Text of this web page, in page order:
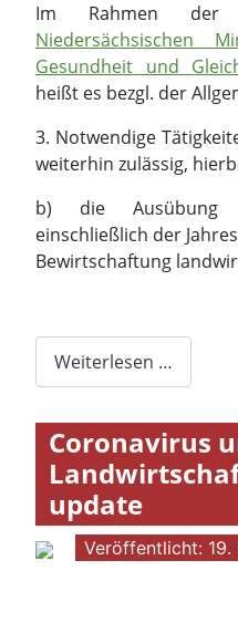
Im Rahmen der
Niedersächsischen
Gesundheit und
heißt es bezgl. der
3. Notwendige
weiterhin zulässig,
b) die Ausübung
einschließlich der
Bewirtschaftung
Weiterlesen …
Coronavirus
update
Veröffentlicht: